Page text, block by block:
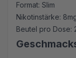
Format: Slim
Nikotinstärke:
Beutel pro Dose: